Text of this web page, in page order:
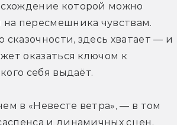
которой можно
пересмешника чувствам.
здесь хватает — и
оказаться ключом к
себя выдаёт.
в «Невесте ветра», — в том
и динамичных сцен.